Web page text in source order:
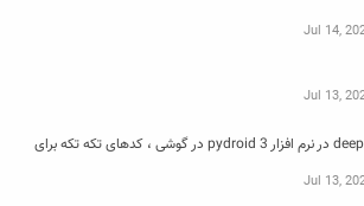
Jul 14,
Jul 13,
پردازش تصویر با deepseek در نرم افزار pydroid 3 در گوشی ، کدهای تکه تکه برای
Jul 13,